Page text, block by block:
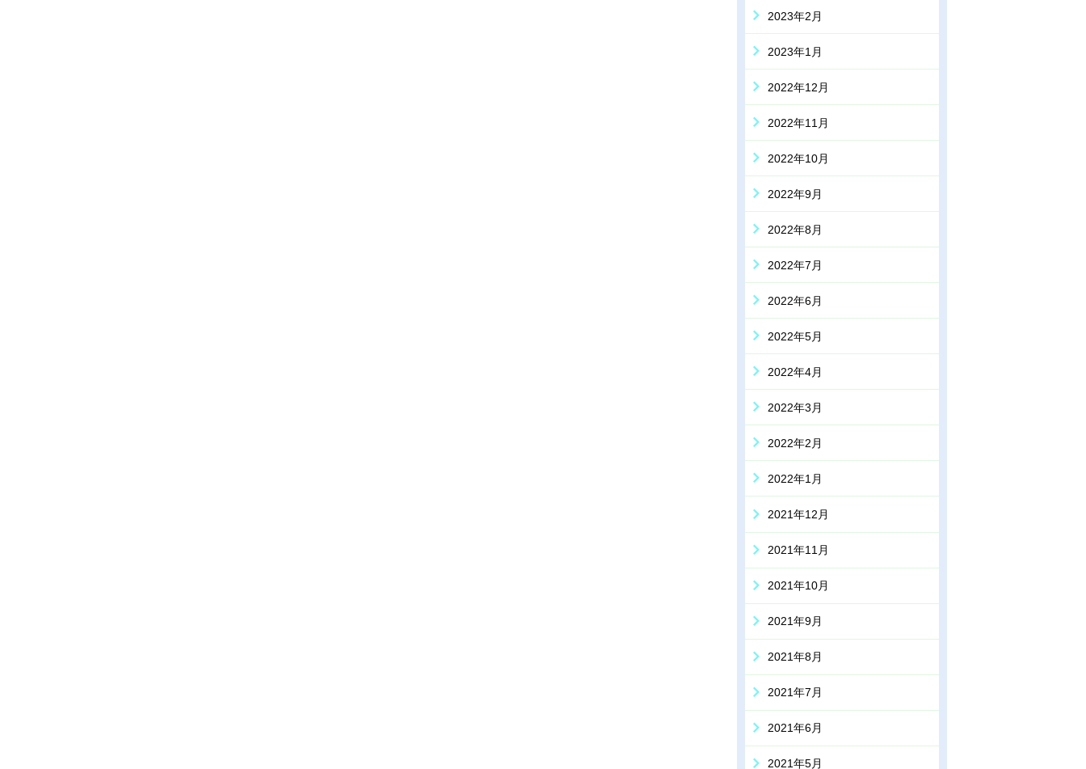
2023年2月
2023年1月
2022年12月
2022年11月
2022年10月
2022年9月
2022年8月
2022年7月
2022年6月
2022年5月
2022年4月
2022年3月
2022年2月
2022年1月
2021年12月
2021年11月
2021年10月
2021年9月
2021年8月
2021年7月
2021年6月
2021年5月